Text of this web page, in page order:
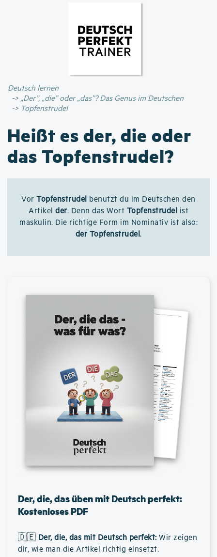
Inhalt
Deutsch lernen
„Der”, „die” oder „das”? Das Genus im Deutschen
Topfenstrudel
Heißt es der, die oder
das Topfenstrudel?
VorTopfenstrudel benutzt du im Deutschen den
Artikel der. Denn das Wort Topfenstrudel ist
maskulin. Die richtige Form im Nominativ ist also:
der Topfenstrudel.
Der, die, das üben mit Deutsch perfekt:
Kostenloses PDF
🇩🇪 Der, die, das mit Deutsch perfekt: Wir zeigen
dir, wie man die Artikel richtig einsetzt.